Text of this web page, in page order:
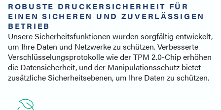
ROBUSTE DRUCKERSICHERHEIT FÜR
EINEN SICHEREN UND ZUVERLÄSSIGEN
BETRIEB
Unsere Sicherheitsfunktionen wurden sorgfältig entwickelt,
um Ihre Daten und Netzwerke zu schützen. Verbesserte
Verschlüsselungsprotokolle wie der TPM 2.0-Chip erhöhen
die Datensicherheit, und der Manipulationsschutz bietet
zusätzliche Sicherheitsebenen, um Ihre Daten zu schützen.